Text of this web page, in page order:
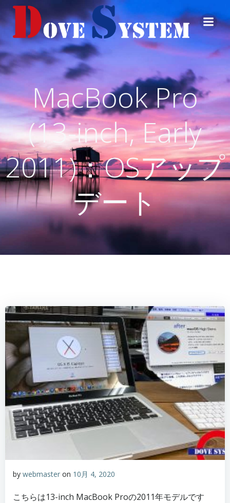
コ
ン
テ
キ
ッ
プ
MacBook Pro
(13-inch, Early
2011)：OSアップ
デート
by webmaster on 10月 4, 2020
こちらは13-inch MacBook Proの2011年モデルです